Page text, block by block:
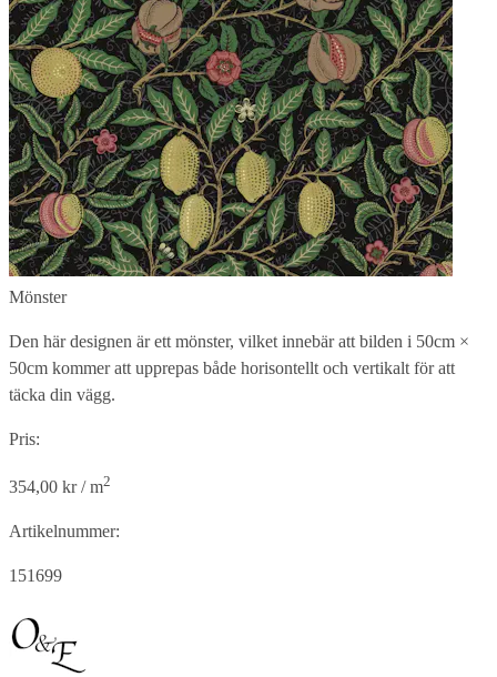
Mönster
Den här designen är ett mönster, vilket innebär att bilden i 50cm ×
50cm kommer att upprepas både horisontellt och vertikalt för att
täcka din vägg.
Pris:
354,00 kr / m2
Artikelnummer:
151699